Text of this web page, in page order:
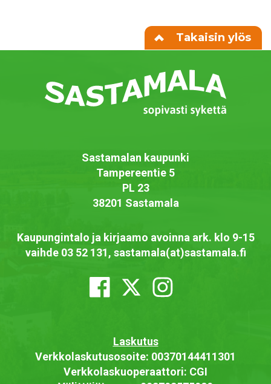
Takaisin ylös
Sastamalan kaupunki
Tampereentie 5
PL 23
38201 Sastamala
Kaupungintalo ja kirjaamo avoinna ark. klo 9-15
vaihde 03 52 131, sastamala(at)sastamala.fi
Laskutus
Verkkolaskutusosoite: 00370144411301
Verkkolaskuoperaattori: CGI